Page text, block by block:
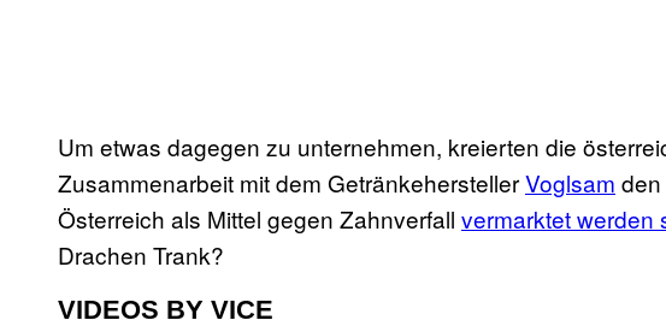
Um etwas dagegen zu unternehmen, kreierten die
Zusammenarbeit mit dem GetränkeherstellerVoglsam den
Österreich als Mittel gegen Zahnverfall vermarktet werden
Drachen Trank?
VIDEOS BY VICE